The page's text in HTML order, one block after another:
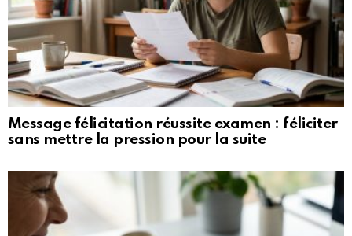
Message félicitation réussite examen : féliciter
sans mettre la pression pour la suite